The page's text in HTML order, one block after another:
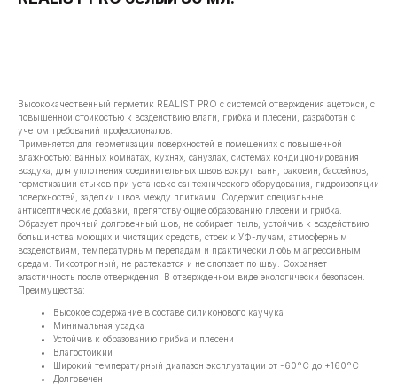
Высококачественный герметик REALIST PRO с системой отверждения ацетокси, с
повышенной стойкостью к воздействию влаги, грибка и плесени, разработан с
учетом требований профессионалов.
Применяется для герметизации поверхностей в помещениях с повышенной
влажностью: ванных комнатах, кухнях, санузлах, системах кондиционирования
воздуха, для уплотнения соединительных швов вокруг ванн, раковин, бассейнов,
герметизации стыков при установке сантехнического оборудования, гидроизоляции
поверхностей, заделки швов между плитками. Cодержит специальные
антисептические добавки, препятствующие образованию плесени и грибка.
Образует прочный долговечный шов, не собирает пыль, устойчив к воздействию
большинства моющих и чистящих средств, стоек к УФ-лучам, атмосферным
воздействиям, температурным перепадам и практически любым агрессивным
средам. Тиксотропный, не растекается и не сползает по шву. Сохраняет
эластичность после отверждения. В отвержденном виде экологически безопасен.
Преимущества:
Высокое содержание в составе силиконового каучука
Минимальная усадка
Устойчив к образованию грибка и плесени
Влагостойкий
Широкий температурный диапазон эксплуатации от -60°C до +160°C
Долговечен